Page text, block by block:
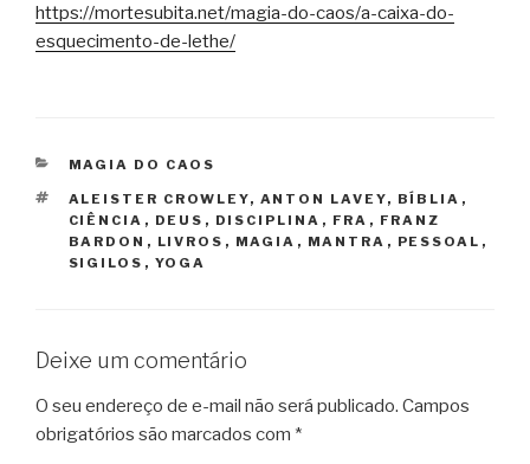
https://mortesubita.net/magia-do-caos/a-caixa-do-
esquecimento-de-lethe/
CATEGORIAS
MAGIA DO CAOS
TAGS
ALEISTER CROWLEY, ANTON LAVEY, BÍBLIA ,
CIÊNCIA , DEUS , DISCIPLINA , FRA , FRANZ
BARDON , LIVROS , MAGIA , MANTRA , PESSOAL ,
SIGILOS , YOGA
Deixe um comentário
O seu endereço de e-mail não será publicado. Campos
obrigatórios são marcados com *